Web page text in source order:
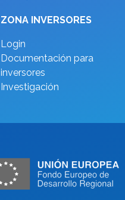
ZONA INVERSORES
Login
Documentación para
inversores
Investigación